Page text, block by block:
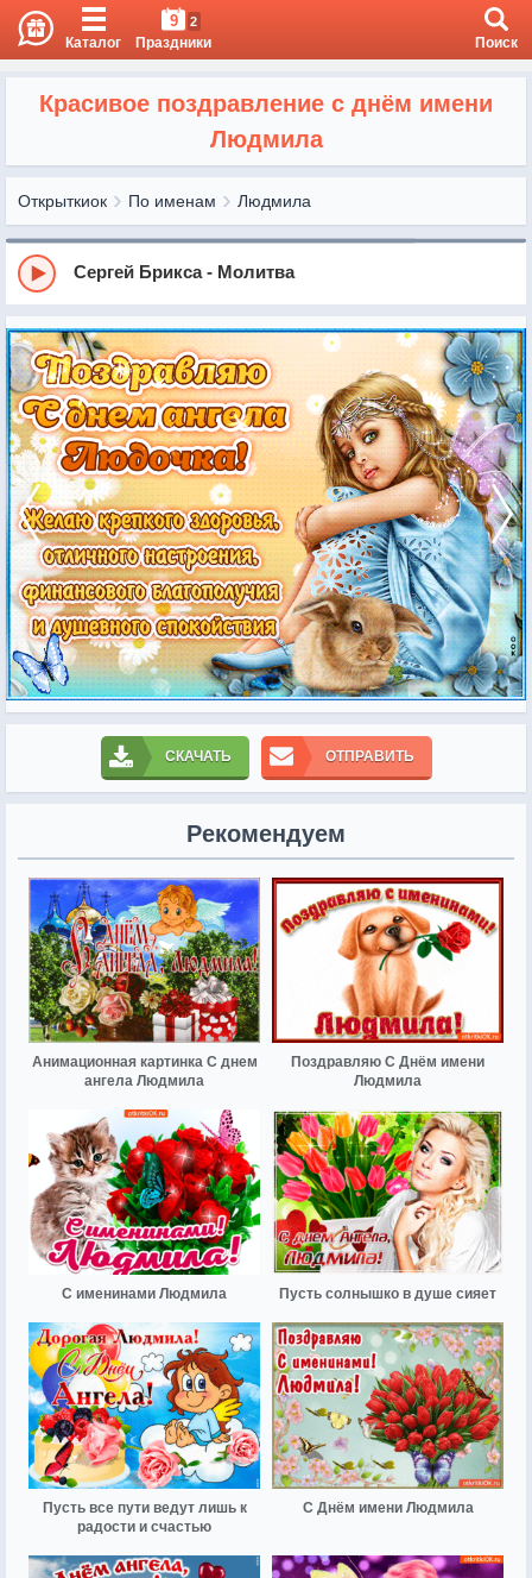
Каталог
9 2
Праздники Поиск
Красивое поздравление с днём имени
Людмила
Открыткиок По именам Людмила
Сергей Брикса - Молитва
СКАЧАТЬ ОТПРАВИТЬ
Рекомендуем
Анимационная картинка С днем
ангела Людмила
Поздравляю С Днём имени
Людмила
С именинами Людмила Пусть солнышко в душе сияет
Пусть все пути ведут лишь к
радости и счастью
С Днём имени Людмила